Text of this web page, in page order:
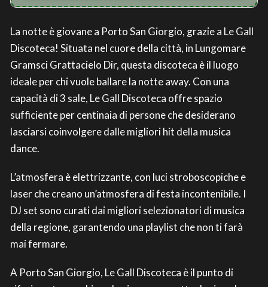
La notte è giovane a Porto San Giorgio, grazie a Le Gall
Discoteca! Situata nel cuore della città, in Lungomare
Gramsci Grattacielo Dir, questa discoteca è il luogo
ideale per chi vuole ballare la notte away. Con una
capacità di 3 sale, Le Gall Discoteca offre spazio
sufficiente per centinaia di persone che desiderano
lasciarsi coinvolgere dalle migliori hit della musica
dance.
L’atmosfera è elettrizzante, con luci stroboscopiche e
laser che creano un’atmosfera di festa incontenibile. I
DJ set sono curati dai migliori selezionatori di musica
della regione, garantendo una playlist che non ti farà
mai fermare.
A Porto San Giorgio, Le Gall Discoteca è il punto di